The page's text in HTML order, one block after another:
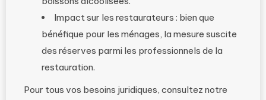
Impact sur les restaurateurs : bien que
bénéfique pour les ménages, la mesure suscite
des réserves parmi les professionnels de la
restauration.
Pour tous vos besoins juridiques, consultez notre